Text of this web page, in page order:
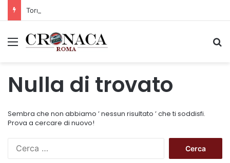
Torna il Moscerine Film Festival Summer Camp
Menu
Nulla di trovato
Sembra che non abbiamo ’ nessun risultato ’ che ti soddisfi.
Prova a cercare di nuovo!